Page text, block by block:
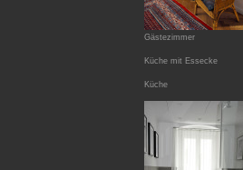
Gästezimmer
Küche mit Essecke
Küche